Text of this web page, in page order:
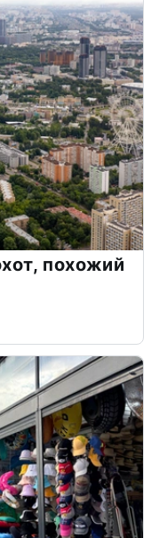
похожий